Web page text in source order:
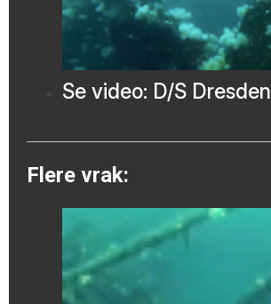
Se video: D/S Dresden
Flere vrak: